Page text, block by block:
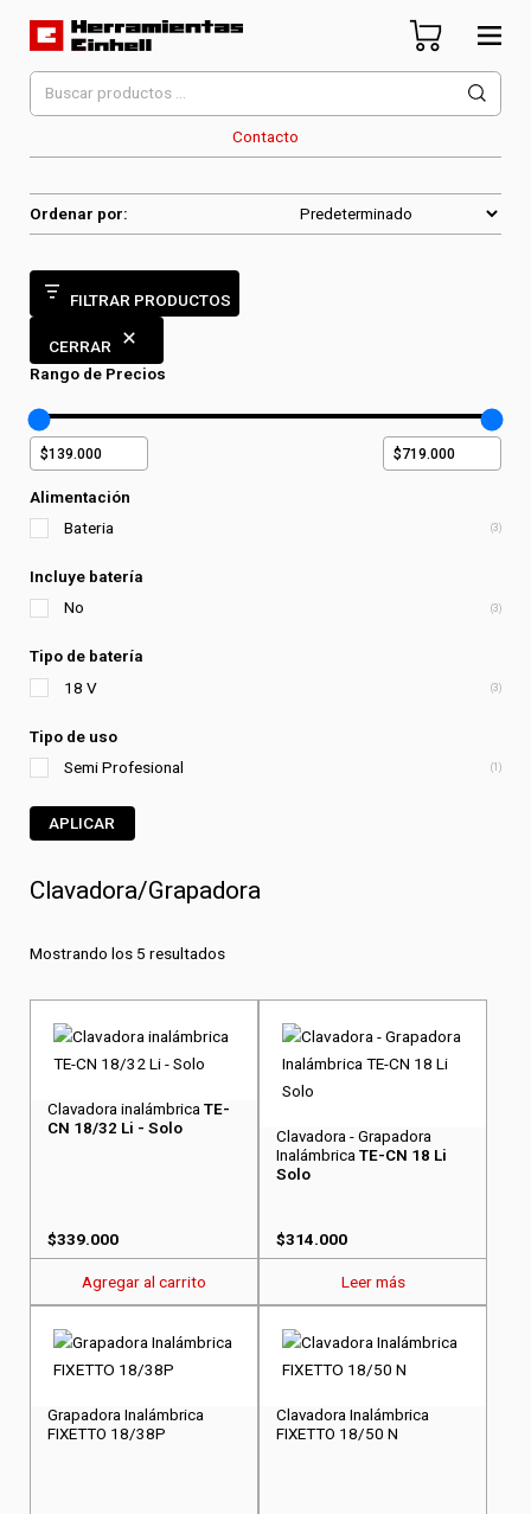
Herramientas Einhell
Distribuidor Oficial
Contacto
Buscar
por:
Clavadora/Grapadora
Mostrando los 5 resultados
Clavadora inalámbrica TE-
CN 18/32 Li - Solo
$339.000
Agregar al carrito
Clavadora - Grapadora
Inalámbrica TE-CN 18 Li
Solo
$314.000
Leer más
Grapadora Inalámbrica
FIXETTO 18/38P
Clavadora Inalámbrica
FIXETTO 18/50 N
Ordenar por:
FILTRAR PRODUCTOS
CERRAR
Rango de Precios
Alimentación
Bateria
(3)
Incluye batería
No
(3)
Tipo de batería
18 V
(3)
Tipo de uso
Semi Profesional
(1)
APLICAR